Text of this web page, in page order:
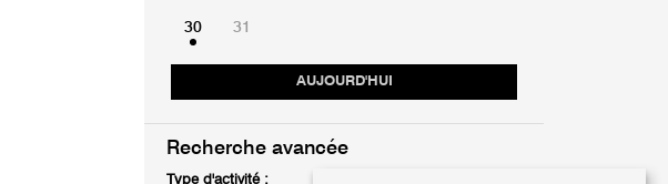
AUJOURD'HUI
30 31
Recherche avancée
Type d'activité :